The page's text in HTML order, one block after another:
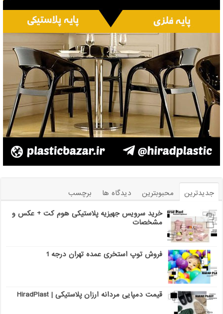
جدیدترین محبوبترین دیدگاه ها
برچسب
خرید سرویس جهیزیه پلاستیکی هوم کت + عکس و
مشخصات
فروش توپ استخری عمده تهران درجه 1
قیمت دمپایی مردانه ارزان پلاستیکی | HiradPlast